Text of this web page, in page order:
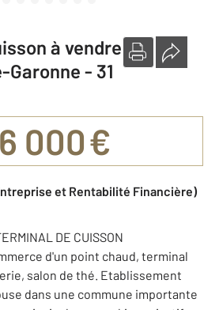
à vendre
Garonne - 31
000 €
et Rentabilité Financière)
DE CUISSON
d'un point chaud, terminal
salon de thé. Etablissement
dans une commune importante